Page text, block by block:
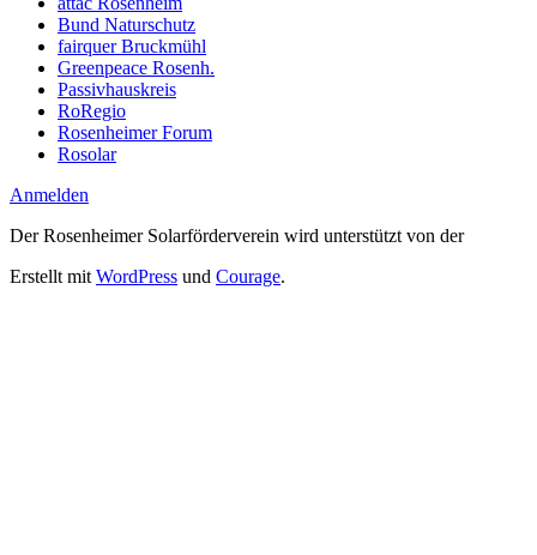
Bund Naturschutz
fairquer Bruckmühl
Greenpeace Rosenh.
Passivhauskreis
RoRegio
Rosenheimer Forum
Rosolar
Anmelden
Der Rosenheimer Solarförderverein wird unterstützt von der
Erstellt mit WordPress und Courage.